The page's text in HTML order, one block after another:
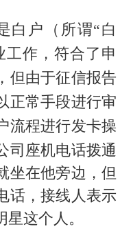
白户
（所谓“白
工作，符合了申
但由于征信报告
正常手段进行审
流程进行发卡操
座机电话拨通
坐在他旁边，但
话，接线人表示
这个人。